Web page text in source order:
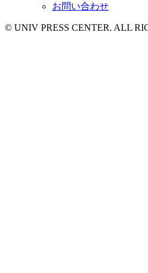
お問い合わせ
© UNIV PRESS CENTER. ALL